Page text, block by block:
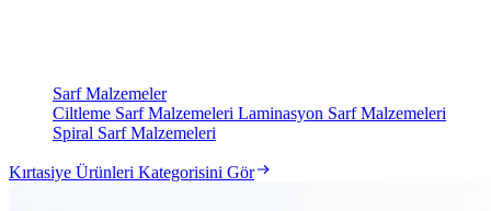
Sarf Malzemeler
Ciltleme Sarf Malzemeleri Laminasyon Sarf Malzemeleri
Spiral Sarf Malzemeleri
Kırtasiye Ürünleri Kategorisini Gör